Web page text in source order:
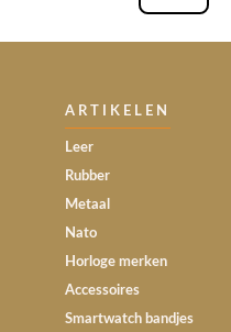
ARTIKELEN
Leer
Rubber
Metaal
Nato
Horloge merken
Accessoires
Smartwatch bandjes